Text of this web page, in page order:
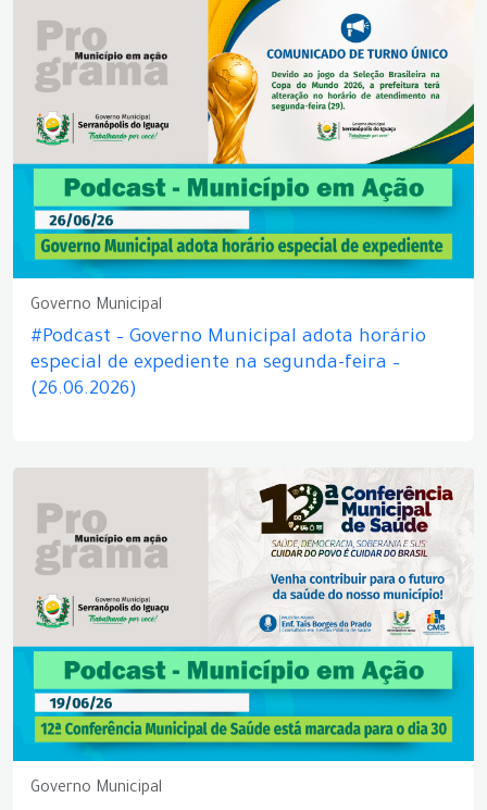
Governo Municipal
#Podcast – Governo Municipal adota horário
especial de expediente na segunda-feira –
(26.06.2026)
Governo Municipal